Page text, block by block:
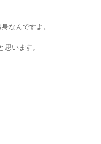
なんですよ。
います。